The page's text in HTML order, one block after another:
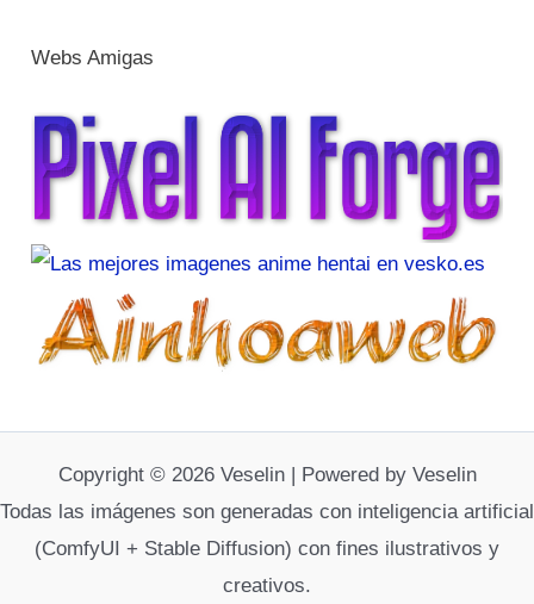
Webs Amigas
Copyright © 2026 Veselin | Powered by Veselin
Todas las imágenes son generadas con inteligencia artificial
(ComfyUI + Stable Diffusion) con fines ilustrativos y
creativos.